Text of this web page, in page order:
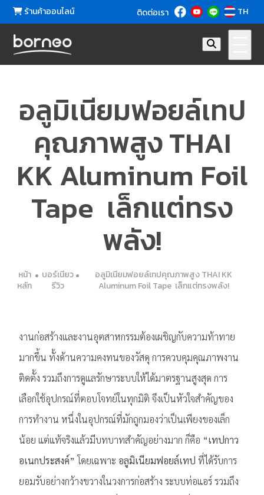
ร้านค้าออนไลน์ ติดต่อเรา TH
อลูมิเนียมฟอยล์เทป
คุณภาพสูง THAI
KK Aluminum Foil
Tape เล็กแต่ทรง
พลัง!
หน้า
หลัก
บอร์เนียว
รีวิว
อลูมิเนียมฟอยล์เทปคุณภาพสูง THAI KK
Aluminum Foil Tape เล็กแต่ทรงพลัง!
งานก่อสร้างและงานอุตสาหกรรมต้องเผชิญกับความท้าทาย
มากขึ้น ทั้งด้านความคงทนของวัสดุ การควบคุมคุณภาพงาน
ติดตั้ง รวมถึงการดูแลรักษาระบบให้ได้มาตรฐานสูงสุด การ
เลือกใช้อุปกรณ์ที่ตอบโจทย์ในทุกมิติ จึงเป็นหัวใจสำคัญของ
การทำงาน หนึ่งในอุปกรณ์ที่มักถูกมองว่าเป็นเพียงของเล็ก
น้อย แต่แท้จริงแล้วมีบทบาทสำคัญอย่างมาก ก็คือ “เทปกาว
อเนกประสงค์” โดยเฉพาะ อลูมิเนียมฟอยล์เทป ที่ได้รับการ
ยอมรับอย่างกว้างขวางในวงการก่อสร้าง ระบบท่อแอร์ รวมถึง